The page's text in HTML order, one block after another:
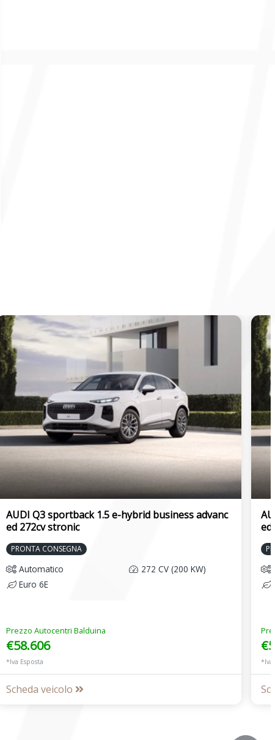
AUDI Q3 sportback 1.5 e-hybrid business advanc
ed 272cv stronic
PRONTA CONSEGNA
Automatico
272 CV (200 KW)
Euro 6E
Prezzo Autocentri Balduina
€58.606
*Iva Esposta
Scheda veicolo
ed
*Iva